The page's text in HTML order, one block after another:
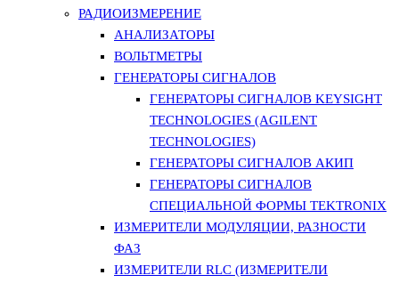
РАДИОИЗМЕРЕНИЕ
АНАЛИЗАТОРЫ
ВОЛЬТМЕТРЫ
ГЕНЕРАТОРЫ СИГНАЛОВ
ГЕНЕРАТОРЫ СИГНАЛОВ KEYSIGHT
TECHNOLOGIES (AGILENT
TECHNOLOGIES)
ГЕНЕРАТОРЫ СИГНАЛОВ АКИП
ГЕНЕРАТОРЫ СИГНАЛОВ
СПЕЦИАЛЬНОЙ ФОРМЫ TEKTRONIX
ИЗМЕРИТЕЛИ МОДУЛЯЦИИ, РАЗНОСТИ
ФАЗ
ИЗМЕРИТЕЛИ RLC (ИЗМЕРИТЕЛИ